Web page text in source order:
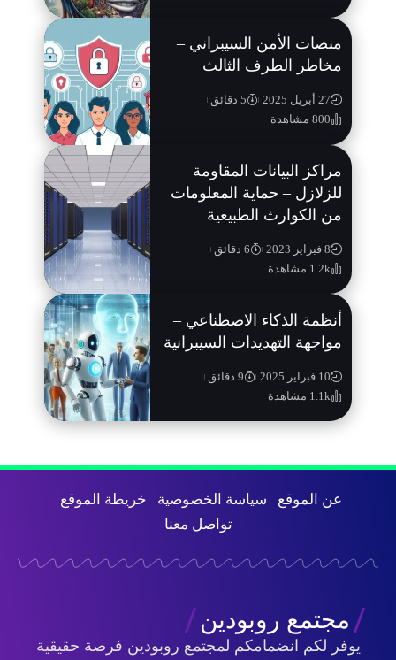
منصات الأمن السيبراني –
مخاطر الطرف الثالث
27 أبريل 2025
5 دقائق
800 مشاهدة
مراكز البيانات المقاومة
للزلازل – حماية المعلومات
من الكوارث الطبيعية
8 فبراير 2023
6 دقائق
1.2k مشاهدة
أنظمة الذكاء الاصطناعي –
مواجهة التهديدات السيبرانية
10 فبراير 2025
9 دقائق
1.1k مشاهدة
عن الموقع سياسة الخصوصية
خريطة الموقع
تواصل معنا
مجتمع روبودين
يوفر لكم انضمامكم لمجتمع روبودين فرصة حقيقية